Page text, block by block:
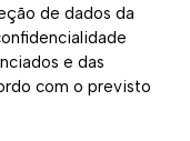
de dados da
e das
com o previsto